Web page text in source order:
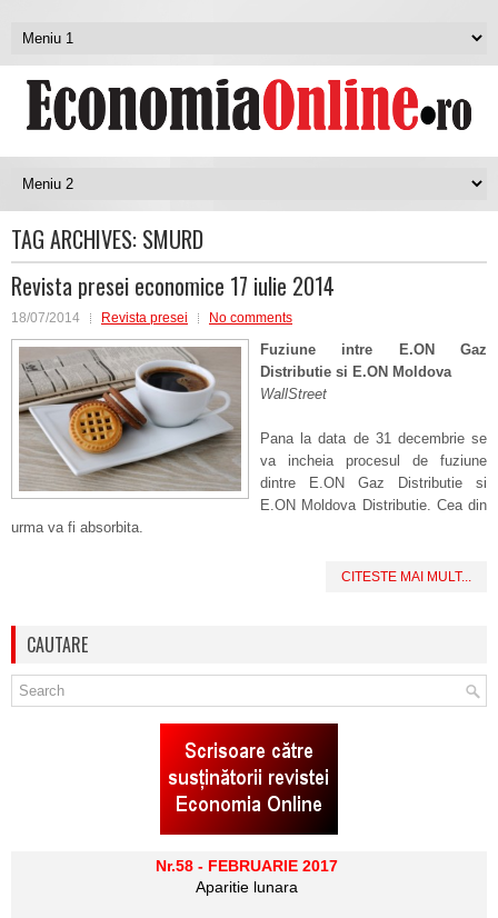
TAG ARCHIVES: SMURD
Revista presei economice 17 iulie 2014
18/07/2014 Revista presei No comments
Fuziune intre E.ON Gaz
Distributie si E.ON Moldova
WallStreet
Pana la data de 31 decembrie se
va incheia procesul de fuziune
dintre E.ON Gaz Distributie si
E.ON Moldova Distributie. Cea din
urma va fi absorbita.
CITESTE MAI MULT...
CAUTARE
Nr.58 - FEBRUARIE 2017
Aparitie lunara